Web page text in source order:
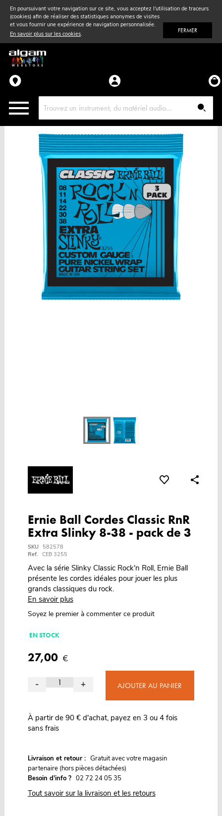
En poursuivant votre navigation sur ce site, vous acceptez l'utilisation de traceurs
(cookies) afin de réaliser des statistiques anonymes de visites
et vous fournir une expérience de navigation personnalisée.
En savoir plus sur les cookies. FERMER
Vent& Violon
Accessoires
Pièces détachées
Ernie Ball Cordes Classic RnR
Extra Slinky 8-38 - pack de 3
SKU
582578
Ref. CEB 3255
Avec la série Slinky Classic Rock'n Roll, Ernie Ball
présente les cordes idéales pour jouer les plus
grands classiques du rock.
En savoir plus
Soyez le premier à commenter ce produit
EN STOCK
27,00 €
- + AJOUTER AU PANIER
À partir de 90 € d'achat, payez en 3 ou 4 fois
sans frais
Livraison et retour : Gratuit avec votre magasin
partenaire (hors pièces détachées)
Besoin d'info ? 02 72 24 05 35
Tout savoir sur la livraison et les retours